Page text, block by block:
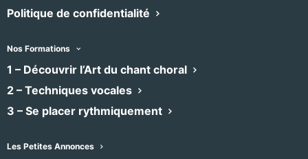
Politique de confidentialité
Nos Formations
1 – Découvrir l’Art du chant choral
2 – Techniques vocales
3 – Se placer rythmiquement
Les Petites Annonces